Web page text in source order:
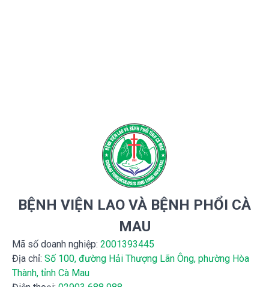
BỆNH VIỆN LAO VÀ BỆNH PHỔI CÀ
MAU
Mã số doanh nghiệp: 2001393445
Địa chỉ: Số 100, đường Hải Thượng Lãn Ông, phường Hòa
Thành, tỉnh Cà Mau